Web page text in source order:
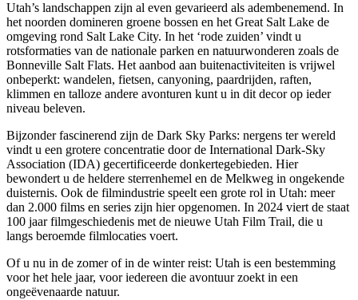
Utah’s landschappen zijn al even gevarieerd als adembenemend. In
het noorden domineren groene bossen en het Great Salt Lake de
omgeving rond Salt Lake City. In het ‘rode zuiden’ vindt u
rotsformaties van de nationale parken en natuurwonderen zoals de
Bonneville Salt Flats. Het aanbod aan buitenactiviteiten is vrijwel
onbeperkt: wandelen, fietsen, canyoning, paardrijden, raften,
klimmen en talloze andere avonturen kunt u in dit decor op ieder
niveau beleven.
Bijzonder fascinerend zijn de Dark Sky Parks: nergens ter wereld
vindt u een grotere concentratie door de International Dark-Sky
Association (IDA) gecertificeerde donkertegebieden. Hier
bewondert u de heldere sterrenhemel en de Melkweg in ongekende
duisternis. Ook de filmindustrie speelt een grote rol in Utah: meer
dan 2.000 films en series zijn hier opgenomen. In 2024 viert de staat
100 jaar filmgeschiedenis met de nieuwe Utah Film Trail, die u
langs beroemde filmlocaties voert.
Of u nu in de zomer of in de winter reist: Utah is een bestemming
voor het hele jaar, voor iedereen die avontuur zoekt in een
ongeëvenaarde natuur.